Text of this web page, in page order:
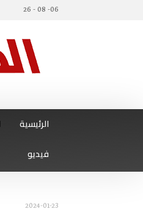
06- 08 - 26
الرئيسية
فيديو
2024-01-23